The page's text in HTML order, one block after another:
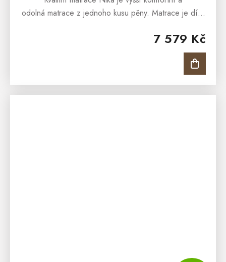
7 579 Kč
odolná matrace z jednoho kusu pěny. Matrace je díky